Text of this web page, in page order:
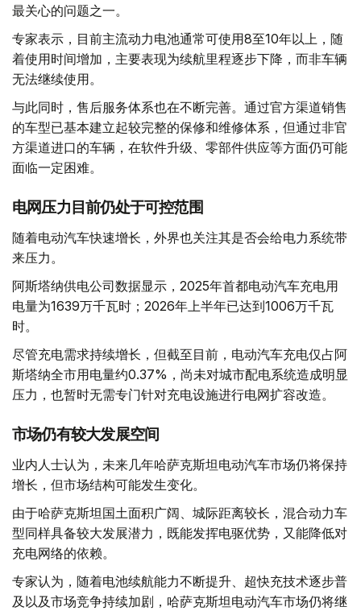
最关心的问题之一。
专家表示，目前主流动力电池通常可使用8至10年以上，随
着使用时间增加，主要表现为续航里程逐步下降，而非车辆
无法继续使用。
与此同时，售后服务体系也在不断完善。通过官方渠道销售
的车型已基本建立起较完整的保修和维修体系，但通过非官
方渠道进口的车辆，在软件升级、零部件供应等方面仍可能
面临一定困难。
电网压力目前仍处于可控范围
随着电动汽车快速增长，外界也关注其是否会给电力系统带
来压力。
阿斯塔纳供电公司数据显示，2025年首都电动汽车充电用
电量为1639万千瓦时；2026年上半年已达到1006万千瓦
时。
尽管充电需求持续增长，但截至目前，电动汽车充电仅占阿
斯塔纳全市用电量约0.37%，尚未对城市配电系统造成明显
压力，也暂时无需专门针对充电设施进行电网扩容改造。
市场仍有较大发展空间
业内人士认为，未来几年哈萨克斯坦电动汽车市场仍将保持
增长，但市场结构可能发生变化。
由于哈萨克斯坦国土面积广阔、城际距离较长，混合动力车
型同样具备较大发展潜力，既能发挥电驱优势，又能降低对
充电网络的依赖。
专家认为，随着电池续航能力不断提升、超快充技术逐步普
及以及市场竞争持续加剧，哈萨克斯坦电动汽车市场仍将继